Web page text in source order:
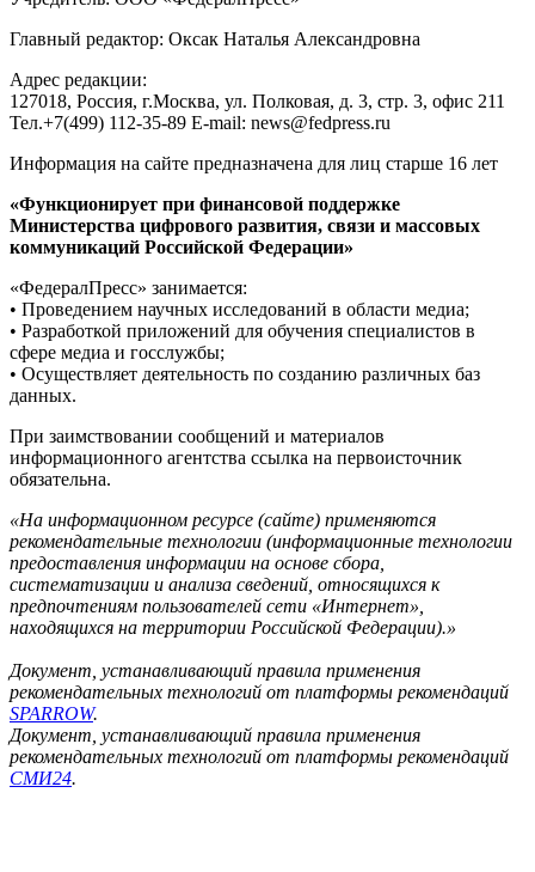
Главный редактор: Оксак Наталья Александровна
Адрес редакции:
127018, Россия, г.Москва, ул. Полковая, д. 3, стр. 3, офис 211
Тел.+7(499) 112-35-89 E-mail: news@fedpress.ru
Информация на сайте предназначена для лиц старше 16 лет
«Функционирует при финансовой поддержке
Министерства цифрового развития, связи и массовых
коммуникаций Российской Федерации»
«ФедералПресс» занимается:
• Проведением научных исследований в области медиа;
• Разработкой приложений для обучения специалистов в
сфере медиа и госслужбы;
• Осуществляет деятельность по созданию различных баз
данных.
При заимствовании сообщений и материалов
информационного агентства ссылка на первоисточник
обязательна.
«На информационном ресурсе (сайте) применяются
рекомендательные технологии (информационные технологии
предоставления информации на основе сбора,
систематизации и анализа сведений, относящихся к
предпочтениям пользователей сети «Интернет»,
находящихся на территории Российской Федерации).»
Документ, устанавливающий правила применения
рекомендательных технологий от платформы рекомендаций
SPARROW.
Документ, устанавливающий правила применения
рекомендательных технологий от платформы рекомендаций
СМИ24.